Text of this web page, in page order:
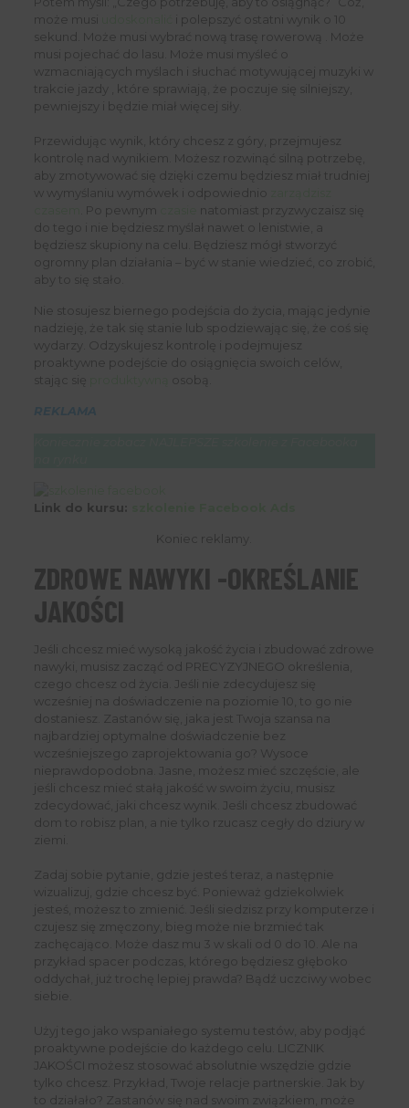
może musi
i polepszyć ostatni wynik o 10
sekund. Może musi wybrać nową trasę rowerową . Może
musi pojechać do lasu. Może musi myśleć o
wzmacniających myślach i słuchać motywującej muzyki w
trakcie jazdy , które sprawiają, że poczuje się silniejszy,
pewniejszy i będzie miał więcej siły.
Przewidując wynik, który chcesz z góry, przejmujesz
kontrolę nad wynikiem. Możesz rozwinąć silną potrzebę,
aby zmotywować się dzięki czemu będziesz miał trudniej
w wymyślaniu wymówek i odpowiednio
. Po pewnym
natomiast przyzwyczaisz się
do tego i nie będziesz myślał nawet o lenistwie, a
będziesz skupiony na celu. Będziesz mógł stworzyć
ogromny plan działania – być w stanie wiedzieć, co zrobić,
aby to się stało.
Nie stosujesz biernego podejścia do życia, mając jedynie
nadzieję, że tak się stanie lub spodziewając się, że coś się
wydarzy. Odzyskujesz kontrolę i podejmujesz
proaktywne podejście do osiągnięcia swoich celów,
stając się
osobą.
REKLAMA
Link do kursu:
Koniec reklamy.
ZDROWE NAWYKI -OKREŚLANIE
JAKOŚCI
Jeśli chcesz mieć wysoką jakość życia i zbudować zdrowe
nawyki, musisz zacząć od PRECYZYJNEGO określenia,
czego chcesz od życia. Jeśli nie zdecydujesz się
wcześniej na doświadczenie na poziomie 10, to go nie
dostaniesz. Zastanów się, jaka jest Twoja szansa na
najbardziej optymalne doświadczenie bez
wcześniejszego zaprojektowania go? Wysoce
nieprawdopodobna. Jasne, możesz mieć szczęście, ale
jeśli chcesz mieć stałą jakość w swoim życiu, musisz
zdecydować, jaki chcesz wynik. Jeśli chcesz zbudować
dom to robisz plan, a nie tylko rzucasz cegły do dziury w
ziemi.
Zadaj sobie pytanie, gdzie jesteś teraz, a następnie
wizualizuj, gdzie chcesz być. Ponieważ gdziekolwiek
jesteś, możesz to zmienić. Jeśli siedzisz przy komputerze i
czujesz się zmęczony, bieg może nie brzmieć tak
zachęcająco. Może dasz mu 3 w skali od 0 do 10. Ale na
przykład spacer podczas, którego będziesz głęboko
oddychał, już trochę lepiej prawda? Bądź uczciwy wobec
siebie.
Użyj tego jako wspaniałego systemu testów, aby podjąć
proaktywne podejście do każdego celu. LICZNIK
JAKOŚCI możesz stosować absolutnie wszędzie gdzie
tylko chcesz. Przykład, Twoje relacje partnerskie. Jak by
to działało? Zastanów się nad swoim związkiem, może